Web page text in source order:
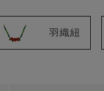
羽織紐